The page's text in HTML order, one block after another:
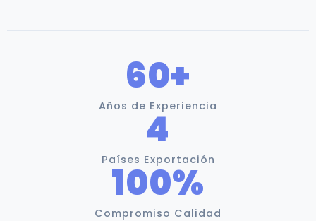
60+
Años de Experiencia
4
Países Exportación
100%
Compromiso Calidad